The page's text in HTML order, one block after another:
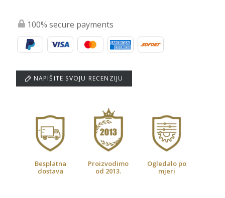
100% secure payments
NAPIŠITE SVOJU RECENZIJU
Besplatna
dostava
Proizvodimo
od 2013.
Ogledalo po
mjeri